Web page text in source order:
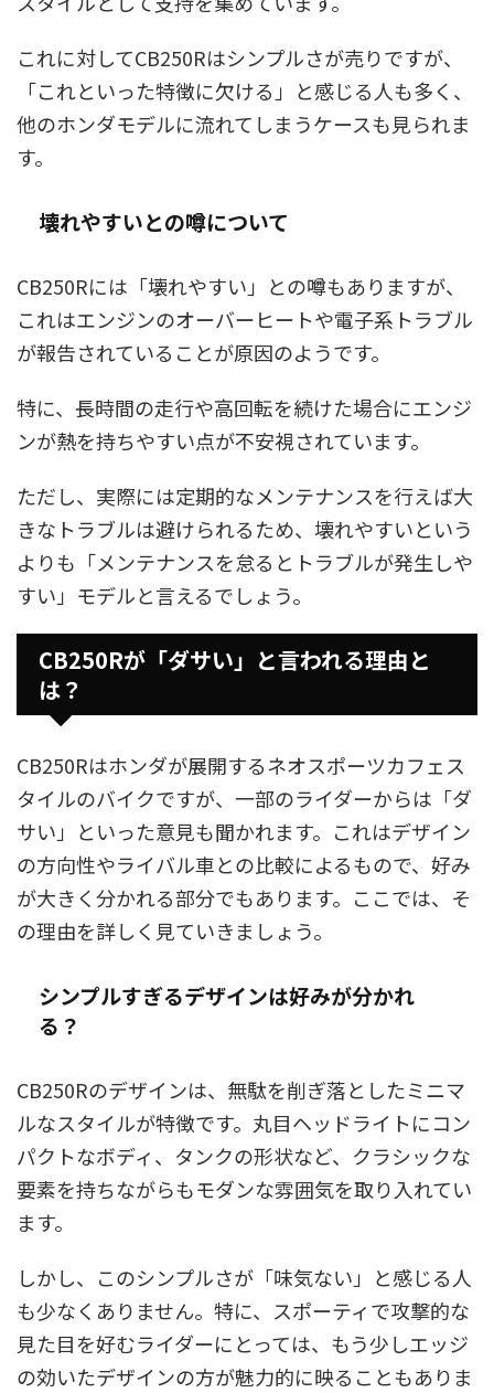
これに対してCB250Rはシンプルさが売りですが、
「これといった特徴に欠ける」と感じる人も多く、
他のホンダモデルに流れてしまうケースも見られま
す。
壊れやすいとの噂について
CB250Rには「壊れやすい」との噂もありますが、
これはエンジンのオーバーヒートや電子系トラブル
が報告されていることが原因のようです。
特に、長時間の走行や高回転を続けた場合にエンジ
ンが熱を持ちやすい点が不安視されています。
ただし、実際には定期的なメンテナンスを行えば大
きなトラブルは避けられるため、壊れやすいという
よりも「メンテナンスを怠るとトラブルが発生しや
すい」モデルと言えるでしょう。
CB250Rが「ダサい」と言われる理由と
は？
CB250Rはホンダが展開するネオスポーツカフェス
タイルのバイクですが、一部のライダーからは「ダ
サい」といった意見も聞かれます。これはデザイン
の方向性やライバル車との比較によるもので、好み
が大きく分かれる部分でもあります。ここでは、そ
の理由を詳しく見ていきましょう。
シンプルすぎるデザインは好みが分かれ
る？
CB250Rのデザインは、無駄を削ぎ落としたミニマ
ルなスタイルが特徴です。丸目ヘッドライトにコン
パクトなボディ、タンクの形状など、クラシックな
要素を持ちながらもモダンな雰囲気を取り入れてい
ます。
しかし、このシンプルさが「味気ない」と感じる人
も少なくありません。特に、スポーティで攻撃的な
見た目を好むライダーにとっては、もう少しエッジ
の効いたデザインの方が魅力的に映ることもありま